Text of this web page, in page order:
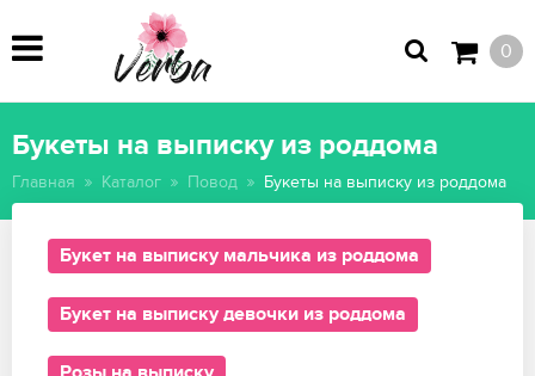
0
Букеты на выписку из роддома
Главная Каталог Повод Букеты на выписку из роддома
Букет на выписку мальчика из роддома
Букет на выписку девочки из роддома